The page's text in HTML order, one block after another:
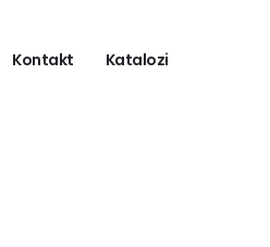
Kontakt Katalozi